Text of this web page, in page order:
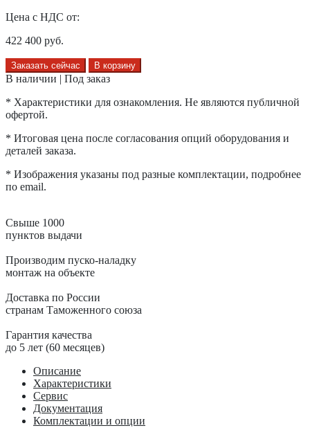
Цена с НДС от:
422 400 руб.
Заказать сейчас В корзину
В наличии | Под заказ
* Характеристики для ознакомления. Не являются публичной
офертой.
* Итоговая цена после согласования опций оборудования и
деталей заказа.
* Изображения указаны под разные комплектации, подробнее
по email.
Свыше 1000
пунктов выдачи
Производим пуско-наладку
монтаж на объекте
Доставка по России
странам Таможенного союза
Гарантия качества
до 5 лет (60 месяцев)
Описание
Характеристики
Сервис
Документация
Комплектации и опции